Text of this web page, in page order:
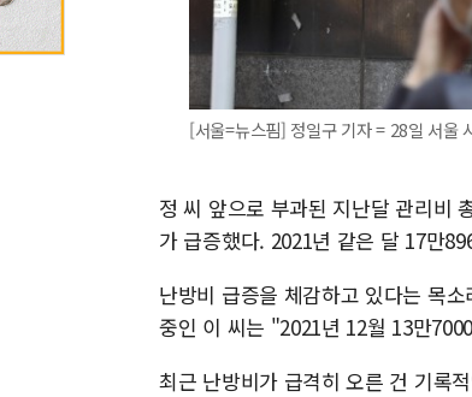
[서울=뉴스핌] 정일구 기자 = 28일 서
정 씨 앞으로 부과된 지난달 관리비
가 급증했다. 2021년 같은 달 17만
난방비 급증을 체감하고 있다는 목
중인 이 씨는 "2021년 12월 13만
최근 난방비가 급격히 오른 건 기록